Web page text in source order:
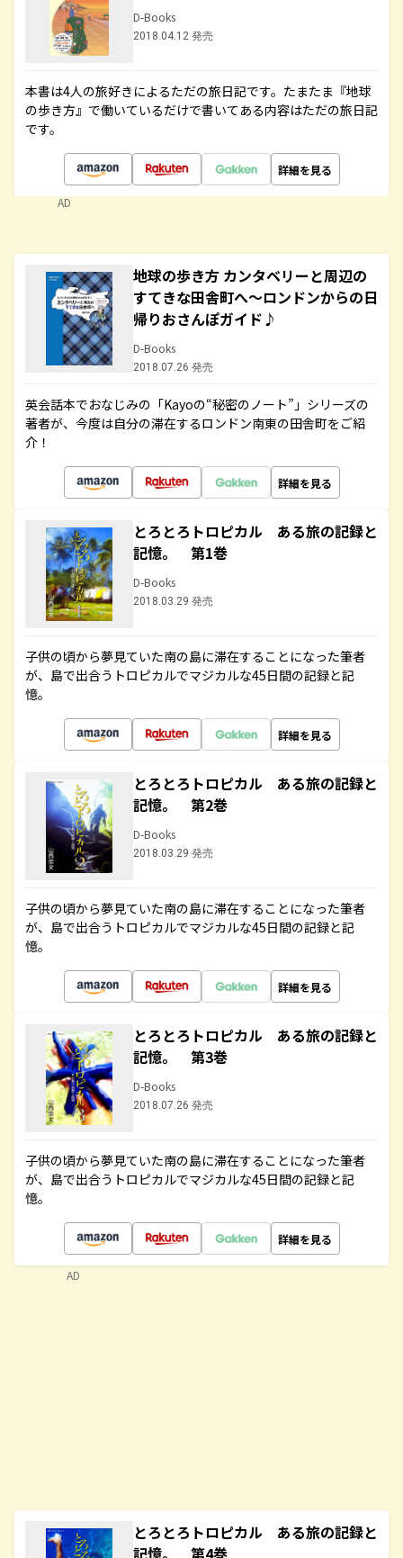
D-Books
2018.04.12 発売
本書は4人の旅好きによるただの旅日記です。たまたま『地球
の歩き方』で働いているだけで書いてある内容はただの旅日記
です。
詳細を見る
AD
地球の歩き方 カンタベリーと周辺の
すてきな田舎町へ～ロンドンからの日
帰りおさんぽガイド♪
D-Books
2018.07.26 発売
英会話本でおなじみの「Kayoの“秘密のノート”」シリーズの
著者が、今度は自分の滞在するロンドン南東の田舎町をご紹
介！
詳細を見る
とろとろトロピカル ある旅の記録と
記憶。 第1巻
D-Books
2018.03.29 発売
子供の頃から夢見ていた南の島に滞在することになった筆者
が、島で出合うトロピカルでマジカルな45日間の記録と記
憶。
詳細を見る
とろとろトロピカル ある旅の記録と
記憶。 第2巻
D-Books
2018.03.29 発売
子供の頃から夢見ていた南の島に滞在することになった筆者
が、島で出合うトロピカルでマジカルな45日間の記録と記
憶。
詳細を見る
とろとろトロピカル ある旅の記録と
記憶。 第3巻
D-Books
2018.07.26 発売
子供の頃から夢見ていた南の島に滞在することになった筆者
が、島で出合うトロピカルでマジカルな45日間の記録と記
憶。
詳細を見る
とろとろトロピカル ある旅の記録と
記憶。 第4巻
AD